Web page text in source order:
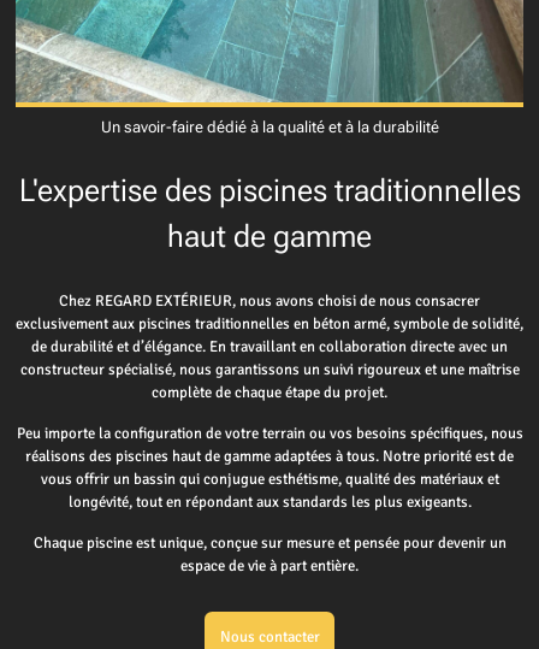
Un savoir-faire dédié à la qualité et à la durabilité
L'expertise des piscines traditionnelles
haut de gamme
Chez REGARD EXTÉRIEUR, nous avons choisi de nous consacrer
exclusivement aux piscines traditionnelles en béton armé, symbole de solidité,
de durabilité et d’élégance. En travaillant en collaboration directe avec un
constructeur spécialisé, nous garantissons un suivi rigoureux et une maîtrise
complète de chaque étape du projet.
Peu importe la configuration de votre terrain ou vos besoins spécifiques, nous
réalisons des piscines haut de gamme adaptées à tous. Notre priorité est de
vous offrir un bassin qui conjugue esthétisme, qualité des matériaux et
longévité, tout en répondant aux standards les plus exigeants.
Chaque piscine est unique, conçue sur mesure et pensée pour devenir un
espace de vie à part entière.
Nous contacter